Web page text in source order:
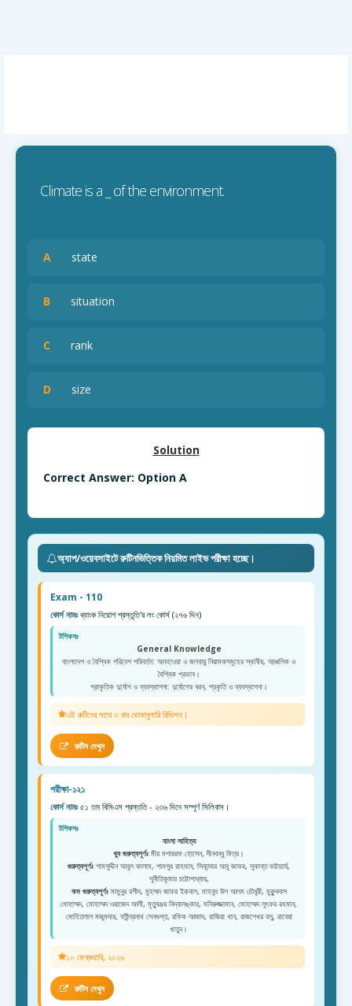
Climate is a _ of the environment.
A state
B situation
C rank
D size
Solution
Correct Answer: Option A
অ্যাপ/ওয়েবসাইটে রুটিনভিত্তিক নিয়মিত লাইভ পরীক্ষা হচ্ছে।
Exam - 110
কোর্স নামঃব্যাংক নিয়োগ প্রস্তুতি'র লং কোর্স (২৭৬ দিন)
টপিকসঃ
General Knowledge
বাংলাদেশ ও বৈশ্বিক পরিবেশ পরিবর্তন: আবহাওয়া ও জলবায়ু নিয়ামকসমূহের স্থানীয়, আঞ্চলিক ও
বৈশ্বিক প্রভাব।
প্রাকৃতিক দুর্যোগ ও ব্যবস্থাপনা: দুর্যোগের ধরন, প্রকৃতি ও ব্যবস্থাপনা।
এই রুটিনের সাথে ৩ বার ভোকাবুলারি রিভিশন।
রুটিন দেখুন
পরীক্ষা-১২১
কোর্স নামঃ ৫১ তম বিসিএস প্রস্ততি - ২৩৬ দিনে সম্পূর্ণ সিলিবাস।
টপিকসঃ
বাংলা সাহিত্য
খুব গুরুত্বপূর্ণঃ মীর মশাররফ হোসেন, দীনবন্ধু মিত্র।
গুরুত্বপূর্ণঃ শামসুদ্দীন আবুল কালাম, শামসুর রাহমান, সিকান্দার আবু জাফর, সুকান্ত ভট্টাচার্য,
সুনীতিকুমার চট্টোপাধ্যায়,
কম গুরুত্বপূর্ণঃমামুনুর রশীদ, মুহম্মদ জাফর ইকবাল, মাহবুব উল আলম চৌধুরী, মুকুন্দদাস
মোহাম্মদ, মোহাম্মদ ওয়াজেদ আলী, মৃত্যুঞ্জয় বিদ্যালঙ্কার, মনিরুজ্জামান, মোহাম্মদ লুৎফর রহমান,
মোহিতলাল মজুমদার, যতীন্দ্রনাথ সেনগুপ্ত, রফিক আজাদ, রাজিয়া খান, রাজশেখর বসু, রাবেয়া
খাতুন।
১০ ফেব্রুয়ারি, ২০২৬
রুটিন দেখুন